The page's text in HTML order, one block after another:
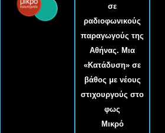
σε
ραδιοφωνικούς
παραγωγούς της
Αθήνας. Μια
«Κατάδυση» σε
βάθος με νέους
στιχουργούς στο
φως
Μικρό